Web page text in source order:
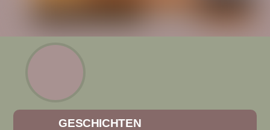
GESCHICHTEN